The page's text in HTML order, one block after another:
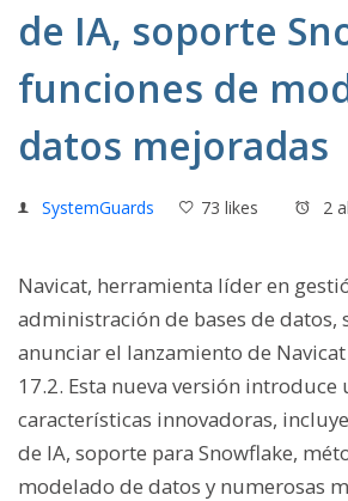
de IA, soporte
funciones de
datos mejoradas
SystemGuards 73 likes 2
Navicat, herramienta líder en
administración de bases de datos,
anunciar el lanzamiento de
17.2. Esta nueva versión introduce
características innovadoras,
de IA, soporte para Snowflake,
modelado de datos y numerosas